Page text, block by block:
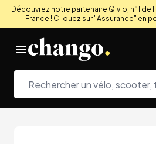
Découvrez notre partenaire Qivio, n°1 de
France ! Cliquez sur "Assurance" en